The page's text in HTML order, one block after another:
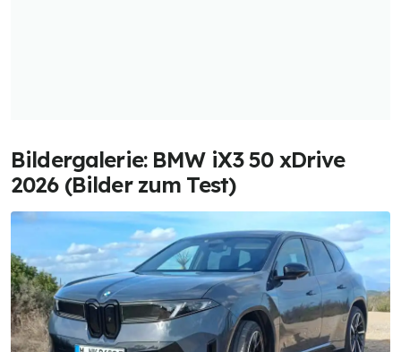
Bildergalerie: BMW iX3 50 xDrive
2026 (Bilder zum Test)